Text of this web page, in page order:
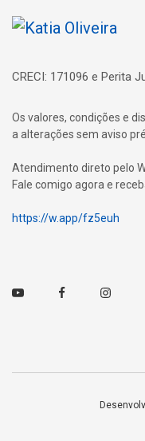
Página inicial
CRECI: 171096 e Perita
Os valores, condições e
a alterações sem aviso
Atendimento direto pelo
Fale comigo agora e
https://w.app/fz5euh
Youtube FacebookInstagram